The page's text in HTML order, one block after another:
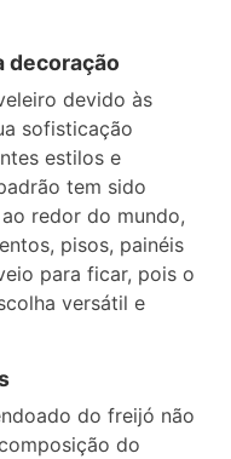
decoração
devido às
sofisticação
estilos e
tem sido
redor do mundo,
pisos, painéis
para ficar, pois o
versátil e
do freijó não
do